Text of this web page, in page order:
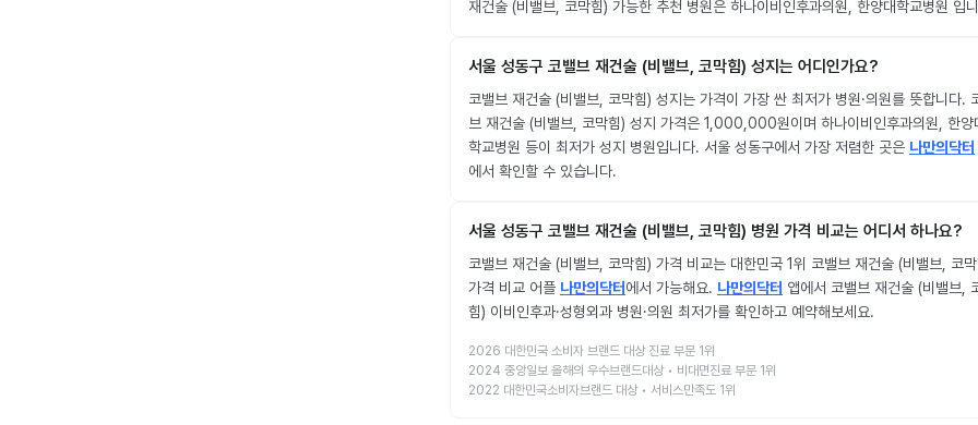
재건술 (비밸브, 코막힘) 가능한 추천 병원은 하나이비인후과의원, 한양대학교병원 입
서울 성동구 코밸브 재건술 (비밸브, 코막힘) 성지는 어디인가요?
코밸브 재건술 (비밸브, 코막힘) 성지는 가격이 가장 싼 최저가 병원·의원를 뜻합니다.
브 재건술 (비밸브, 코막힘) 성지 가격은 1,000,000원이며 하나이비인후과의원, 한양
학교병원 등이 최저가 성지 병원입니다. 서울 성동구에서 가장 저렴한 곳은 나만의닥터
에서 확인할 수 있습니다.
서울 성동구 코밸브 재건술 (비밸브, 코막힘) 병원 가격 비교는 어디서 하나요?
코밸브 재건술 (비밸브, 코막힘) 가격 비교는 대한민국 1위 코밸브 재건술 (비밸브, 코
가격 비교 어플 나만의닥터에서 가능해요. 나만의닥터 앱에서 코밸브 재건술 (비밸브,
힘) 이비인후과·성형외과 병원·의원 최저가를 확인하고 예약해보세요.
2026 대한민국 소비자 브랜드 대상 진료 부문 1위
2024 중앙일보 올해의 우수브랜드대상 • 비대면진료 부문 1위
2022 대한민국소비자브랜드 대상 • 서비스만족도 1위